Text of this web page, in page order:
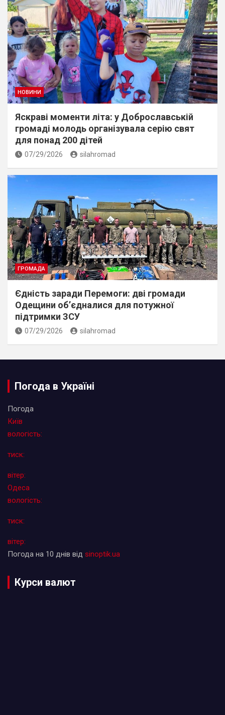
НОВИНИ
Яскраві моменти літа: у Доброславській
громаді молодь організувала серію свят
для понад 200 дітей
07/29/2026 silahromad
ГРОМАДА
Єдність заради Перемоги: дві громади
Одещини об’єдналися для потужної
підтримки ЗСУ
07/29/2026 silahromad
Погода в Україні
Погода
Київ
вологість:
тиск:
вітер:
Одеса
вологість:
тиск:
вітер:
Погода на 10 днів від sinoptik.ua
Курси валют